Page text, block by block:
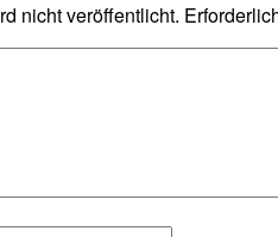
nicht veröffentlicht.